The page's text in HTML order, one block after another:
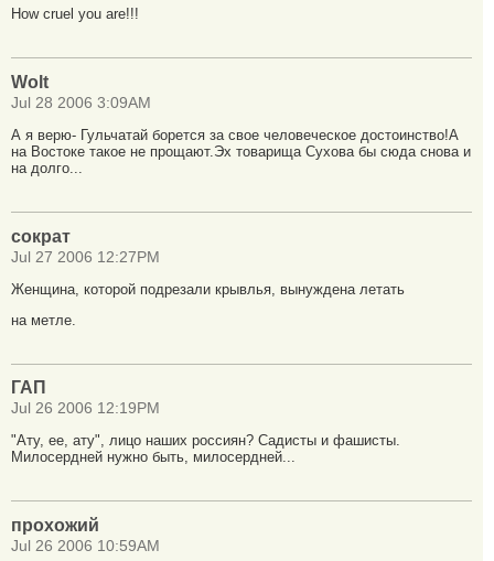
How cruel you are!!!
Wolt
Jul 28 2006 3:09AM
А я верю- Гульчатай борется за свое человеческое достоинство!А
на Востоке такое не прощают.Эх товарища Сухова бы сюда снова и
на долго...
сократ
Jul 27 2006 12:27PM
Женщина, которой подрезали крывлья, вынуждена летать
на метле.
ГАП
Jul 26 2006 12:19PM
"Ату, ее, ату", лицо наших россиян? Садисты и фашисты.
Милосердней нужно быть, милосердней...
прохожий
Jul 26 2006 10:59AM